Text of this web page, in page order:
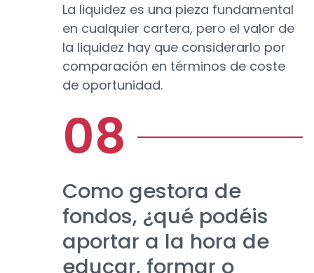
La liquidez es una pieza fundamental
en cualquier cartera, pero el valor de
la liquidez hay que considerarlo por
comparación en términos de coste
de oportunidad.
Como gestora de
fondos, ¿qué podéis
aportar a la hora de
educar, formar o